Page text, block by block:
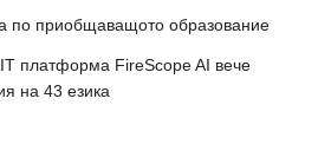
по приобщаващото образование
платформа FireScope AI вече
на 43 езика